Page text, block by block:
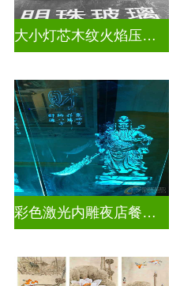
大小灯芯木纹火焰压花玻璃
彩色激光内雕夜店餐厅装饰